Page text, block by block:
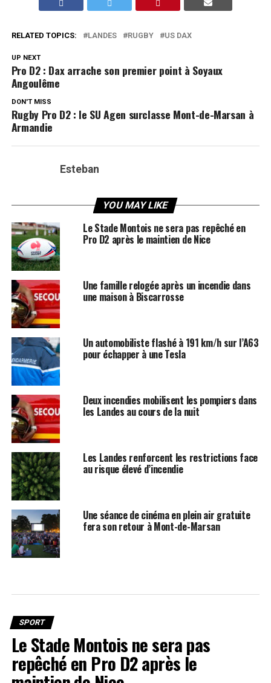
RELATED TOPICS: LANDES RUGBY US DAX
UP NEXT
Pro D2 : Dax arrache son premier point à Soyaux
Angoulême
DON'T MISS
Rugby Pro D2 : le SU Agen surclasse Mont-de-Marsan à
Armandie
Esteban
YOU MAY LIKE
Le Stade Montois ne sera pas repêché en
Pro D2 après le maintien de Nice
Une famille relogée après un incendie dans
une maison à Biscarrosse
Un automobiliste flashé à 191 km/h sur l’A63
pour échapper à une Tesla
Deux incendies mobilisent les pompiers dans
les Landes au cours de la nuit
Les Landes renforcent les restrictions face
au risque élevé d’incendie
Une séance de cinéma en plein air gratuite
fera son retour à Mont-de-Marsan
SPORT
Le Stade Montois ne sera pas
repêché en Pro D2 après le